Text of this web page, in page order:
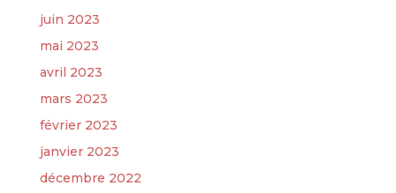
juin 2023
mai 2023
avril 2023
mars 2023
février 2023
janvier 2023
décembre 2022